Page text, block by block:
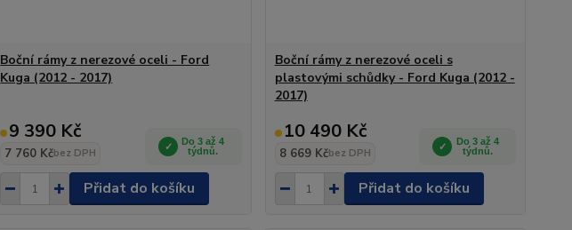
Boční rámy z nerezové oceli - Ford
Kuga (2012 - 2017)
9 390 Kč
7 760 Kčbez DPH
Do 3 až 4
týdnů.
Přidat do košíku
Boční rámy z nerezové oceli s
plastovými schůdky - Ford Kuga (2012 -
2017)
10 490 Kč
8 669 Kčbez DPH
Do 3 až 4
týdnů.
Přidat do košíku